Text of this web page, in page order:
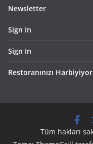
Newsletter
Sign In
Sign In
Restoranınızı
Tüm hakları